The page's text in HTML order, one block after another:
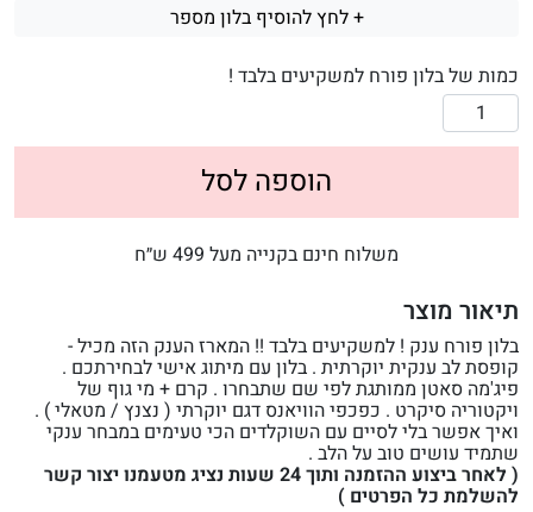
+ לחץ להוסיף בלון מספר
כמות של בלון פורח למשקיעים בלבד !
הוספה לסל
משלוח חינם בקנייה מעל 499 ש״ח
תיאור מוצר
בלון פורח ענק ! למשקיעים בלבד !! המארז הענק הזה מכיל -
קופסת לב ענקית יוקרתית . בלון עם מיתוג אישי לבחירתכם .
פיג'מה סאטן ממותגת לפי שם שתבחרו . קרם + מי גוף של
ויקטוריה סיקרט . כפכפי הוויאנס דגם יוקרתי ( נצנץ / מטאלי ) .
ואיך אפשר בלי לסיים עם השוקלדים הכי טעימים במבחר ענקי
שתמיד עושים טוב על הלב .
( לאחר ביצוע ההזמנה ותוך 24 שעות נציג מטעמנו יצור קשר
להשלמת כל הפרטים )